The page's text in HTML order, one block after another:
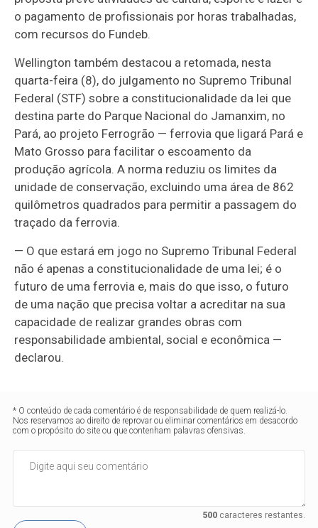
o pagamento de profissionais por horas trabalhadas,
com recursos do Fundeb.
Wellington também destacou a retomada, nesta
quarta-feira (8), do julgamento no Supremo Tribunal
Federal (STF) sobre a constitucionalidade da lei que
destina parte do Parque Nacional do Jamanxim, no
Pará, ao projeto Ferrogrão — ferrovia que ligará Pará e
Mato Grosso para facilitar o escoamento da
produção agrícola. A norma reduziu os limites da
unidade de conservação, excluindo uma área de 862
quilômetros quadrados para permitir a passagem do
traçado da ferrovia.
— O que estará em jogo no Supremo Tribunal Federal
não é apenas a constitucionalidade de uma lei; é o
futuro de uma ferrovia e, mais do que isso, o futuro
de uma nação que precisa voltar a acreditar na sua
capacidade de realizar grandes obras com
responsabilidade ambiental, social e econômica —
declarou.
* O conteúdo de cada comentário é de responsabilidade de quem realizá-lo.
Nos reservamos ao direito de reprovar ou eliminar comentários em desacordo
com o propósito do site ou que contenham palavras ofensivas.
500caracteres restantes.